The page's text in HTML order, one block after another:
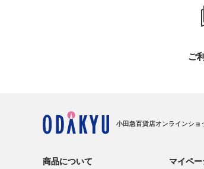
ご
小田急百貨店オンラインショ
商品について マイペー